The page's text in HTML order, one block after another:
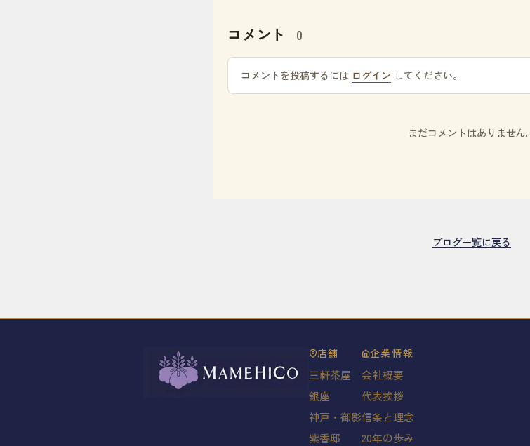
コメント 0
コメントを投稿するには ログイン してください。
まだコメントはありません。
ブログ一覧に戻る
店舗
三軒茶屋
銀座
神戸・御影
紫香邸
企業情報
会社概要
代表挨拶
信条と理念
20年の歩み